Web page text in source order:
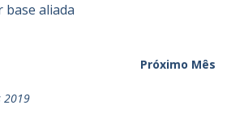
base aliada
Próximo Mês
2019